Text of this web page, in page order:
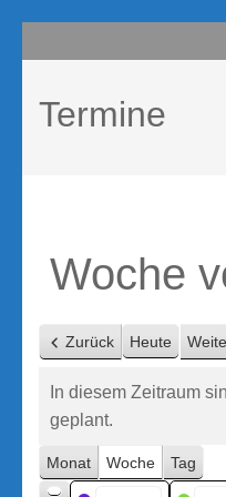
Inhalt
(Enter
drücken)
compurem
Termine
Woche
Zurück Heute
In diesem Zeitraum
geplant.
Monat Woche Tag